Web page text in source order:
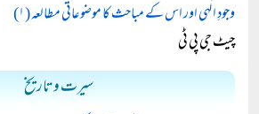
وجودِ الٰہی اور اس کے مباحث کا موضوعاتی مطالعہ (۱)
چیٹ جی پی ٹی
سیرت و تاریخ